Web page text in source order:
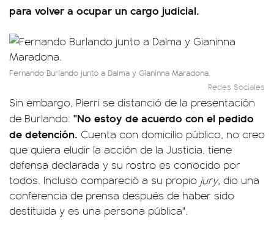
para volver a ocupar un cargo judicial.
Fernando Burlando junto a Dalma y Gianinna Maradona.
Redes Sociales
Sin embargo, Pierri se distanció de la presentación
de Burlando: "No estoy de acuerdo con el pedido
de detención. Cuenta con domicilio público, no creo
que quiera eludir la acción de la Justicia, tiene
defensa declarada y su rostro es conocido por
todos. Incluso compareció a su propio jury, dio una
conferencia de prensa después de haber sido
destituida y es una persona pública".